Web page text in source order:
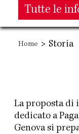
Main
Tutte le
Main
Home > Storia
La proposta di
dedicato a
Genova si